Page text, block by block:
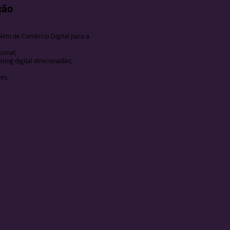
de Comércio Digital para a
digital direcionadas;